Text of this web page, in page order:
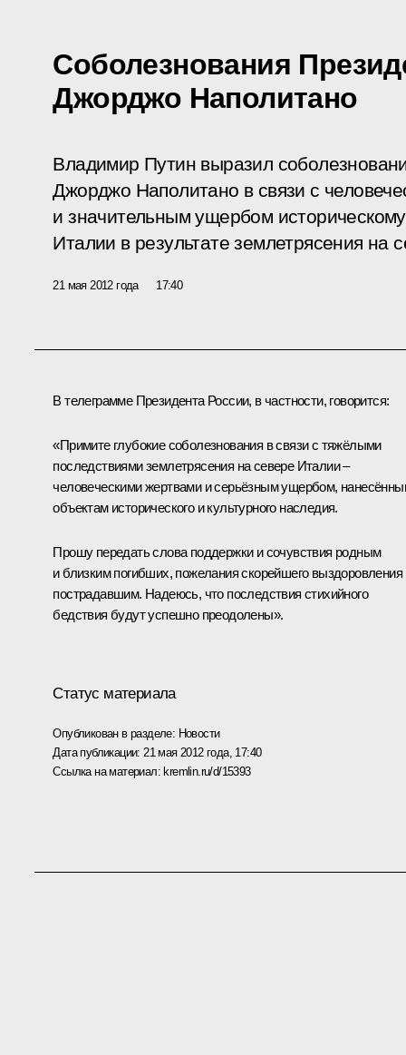
Соболезнования
Джорджо Наполитано
Владимир Путин выразил
Джорджо Наполитано в связи с
и значительным ущербом
Италии в результате землетрясения на
21 мая 2012 года 17:40
В телеграмме Президента России, в частности, говорится:
«Примите глубокие соболезнования в связи с тяжёлыми
последствиями землетрясения на севере Италии –
человеческими жертвами и серьёзным ущербом,
объектам исторического и культурного наследия.
Прошу передать слова поддержки и сочувствия родным
и близким погибших, пожелания скорейшего выздоровления
пострадавшим. Надеюсь, что последствия стихийного
бедствия будут успешно преодолены».
Статус материала
Опубликован в разделе: Новости
Дата публикации: 21 мая 2012 года, 17:40
Ссылка на материал: kremlin.ru/d/15393